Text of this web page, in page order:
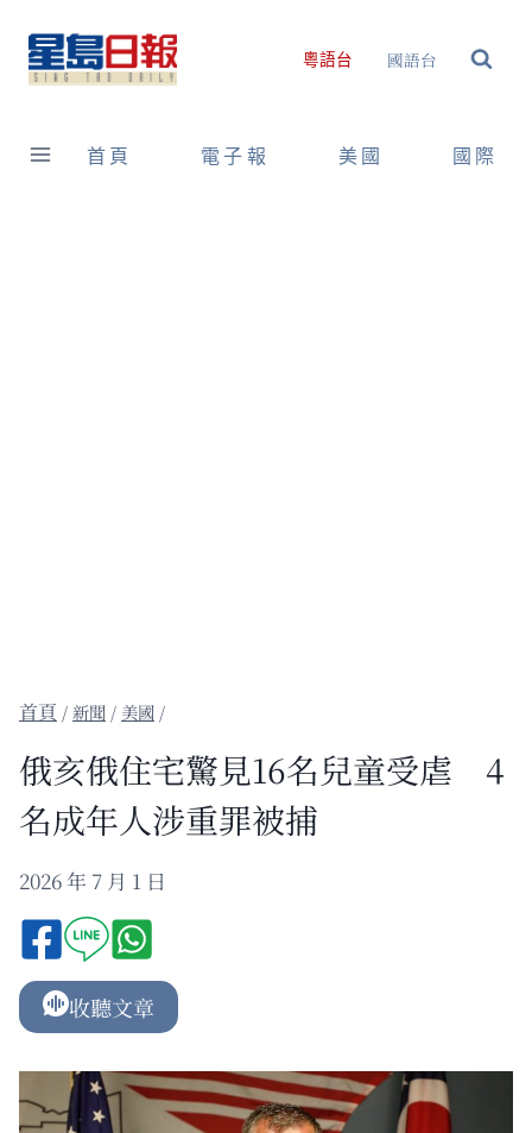
content
粵語台 國語台
首頁 電子報 美國 國際
/新聞 / 美國 /
俄亥俄住宅驚見16名兒童受虐 4
名成年人涉重罪被捕
2026 年 7 月 1 日
收聽文章